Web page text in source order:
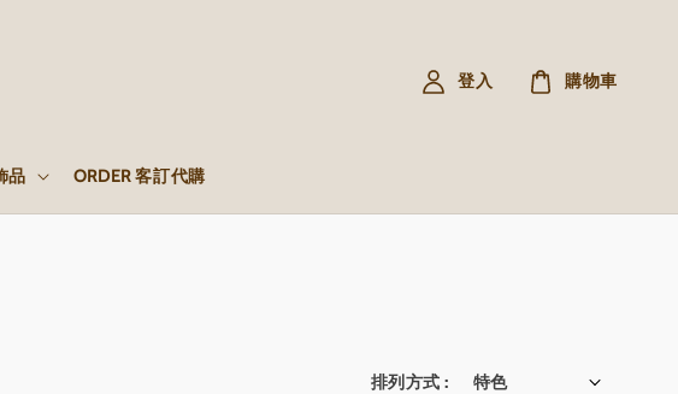
品 ORDER 客訂代購
登入 購物車
排列方式 :